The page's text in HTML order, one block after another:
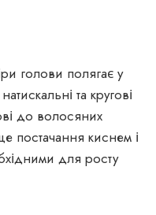
голови полягає у
та кругові
до волосяних
постачання киснем і
для росту